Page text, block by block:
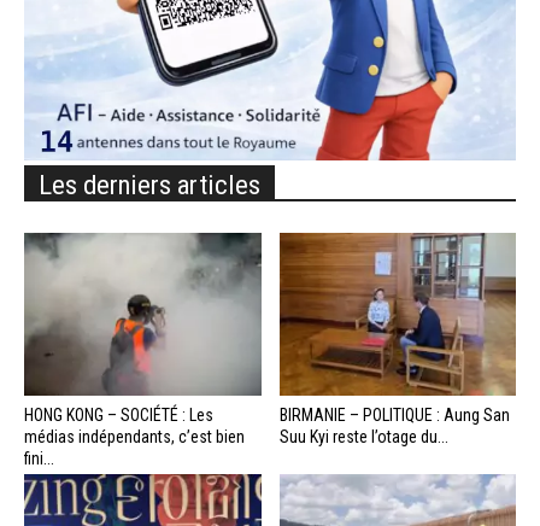
Les derniers articles
HONG KONG – SOCIÉTÉ : Les
médias indépendants, c’est bien
fini...
BIRMANIE – POLITIQUE : Aung San
Suu Kyi reste l’otage du...